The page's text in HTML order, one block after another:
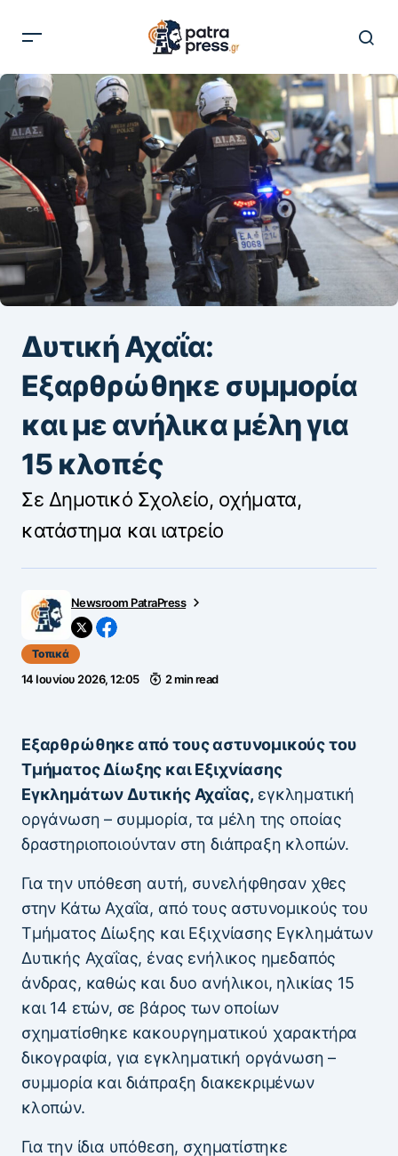
Δυτική Αχαΐα:
Εξαρθρώθηκε συμμορία
και με ανήλικα μέλη για
15 κλοπές
Σε Δημοτικό Σχολείο, οχήματα,
κατάστημα και ιατρείο
Newsroom PatraPress
Τοπικά
14 Ιουνίου 2026, 12:05 2 min read
Εξαρθρώθηκε από τους αστυνομικούς του
Τμήματος Δίωξης και Εξιχνίασης
Εγκλημάτων Δυτικής Αχαΐας, εγκληματική
οργάνωση – συμμορία, τα μέλη της οποίας
δραστηριοποιούνταν στη διάπραξη κλοπών.
Για την υπόθεση αυτή, συνελήφθησαν χθες
στην Κάτω Αχαΐα, από τους αστυνομικούς του
Τμήματος Δίωξης και Εξιχνίασης Εγκλημάτων
Δυτικής Αχαΐας, ένας ενήλικος ημεδαπός
άνδρας, καθώς και δυο ανήλικοι, ηλικίας 15
και 14 ετών, σε βάρος των οποίων
σχηματίσθηκε κακουργηματικού χαρακτήρα
δικογραφία, για εγκληματική οργάνωση –
συμμορία και διάπραξη διακεκριμένων
κλοπών.
Για την ίδια υπόθεση, σχηματίστηκε